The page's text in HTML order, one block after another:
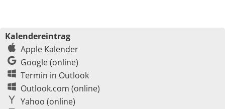
Kalendereintrag
Apple Kalender
Google (online)
Termin in Outlook
Outlook.com (online)
Yahoo (online)